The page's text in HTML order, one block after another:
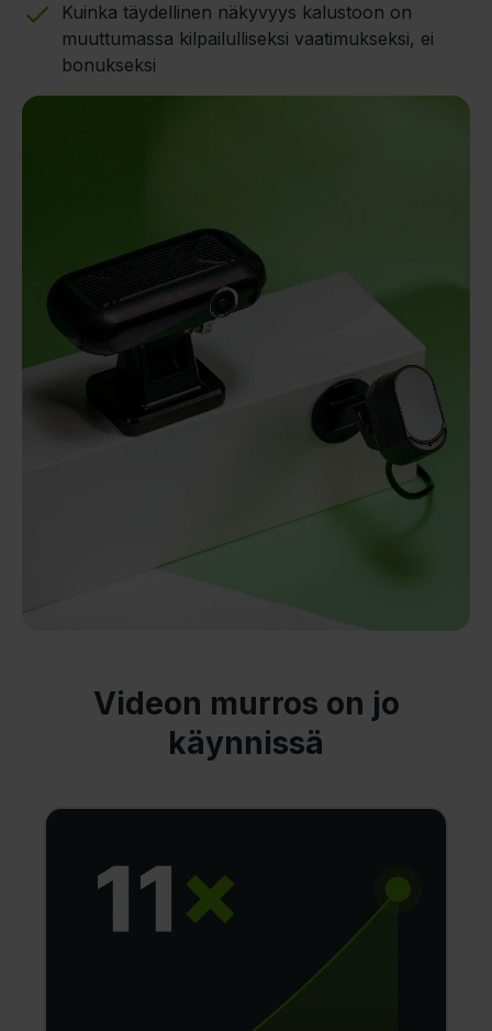
Kuinka täydellinen näkyvyys kalustoon on
muuttumassa kilpailulliseksi vaatimukseksi, ei
bonukseksi
Videon murros on jo
käynnissä